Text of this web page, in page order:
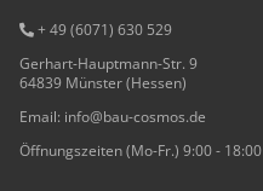
+ 49 (6071) 630 529
Gerhart-Hauptmann-Str. 9
64839 Münster (Hessen)
Email: info@bau-cosmos.de
Öffnungszeiten (Mo-Fr.) 9:00 - 18:00